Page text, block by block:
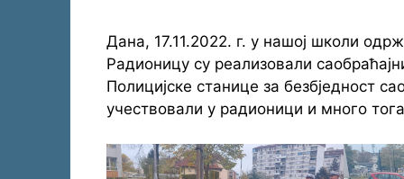
Дана, 17.11.2022. г. у нашој школи
Радионицу су реализовали
Полицијске станице за безбједност
учествовали у радионици и много